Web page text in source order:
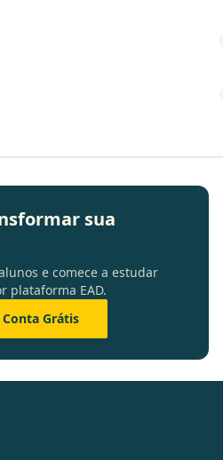
sua
e comece a estudar
plataforma EAD.
Grátis